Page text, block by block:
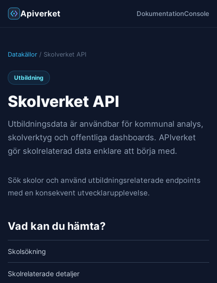
Apiverket DokumentationConsole
Datakällor / Skolverket API
Utbildning
Skolverket API
Utbildningsdata är användbar för kommunal analys,
skolverktyg och offentliga dashboards. APIverket
gör skolrelaterad data enklare att börja med.
Sök skolor och använd utbildningsrelaterade endpoints
med en konsekvent utvecklarupplevelse.
Vad kan du hämta?
Skolsökning
Skolrelaterade detaljer